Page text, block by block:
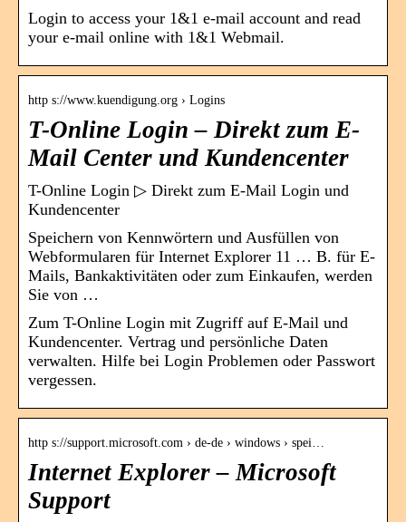
Login to access your 1&1 e-mail account and read
your e-mail online with 1&1 Webmail.
http s://www.kuendigung.org › Logins
T-Online Login – Direkt zum E-
Mail Center und Kundencenter
T-Online Login ▷ Direkt zum E-Mail Login und
Kundencenter
Speichern von Kennwörtern und Ausfüllen von
Webformularen für Internet Explorer 11 … B. für E-
Mails, Bankaktivitäten oder zum Einkaufen, werden
Sie von …
Zum T-Online Login mit Zugriff auf E-Mail und
Kundencenter. Vertrag und persönliche Daten
verwalten. Hilfe bei Login Problemen oder Passwort
vergessen.
http s://support.microsoft.com › de-de › windows › spei…
Internet Explorer – Microsoft
Support